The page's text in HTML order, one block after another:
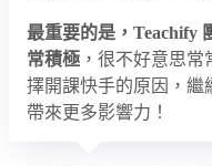
最重要的是，Teachify
常積極 ，很不好意思
擇開課快手的原因，繼
帶來更多影響力！